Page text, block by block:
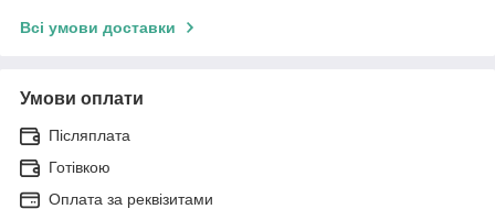
Всі умови доставки
Умови оплати
Післяплата
Готівкою
Оплата за реквізитами